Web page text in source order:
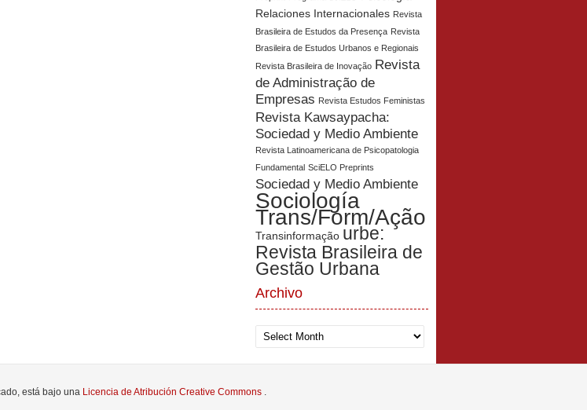
Relaciones Internacionales Revista
Brasileira de Estudos da Presença Revista
Brasileira de Estudos Urbanos e Regionais
Revista Brasileira de Inovação Revista
de Administração de
Empresas Revista Estudos Feministas
Revista Kawsaypacha:
Sociedad y Medio Ambiente
Revista Latinoamericana de Psicopatologia
Fundamental SciELO Preprints
Sociedad y Medio Ambiente
Sociología
Trans/Form/Ação
Transinformação urbe:
Revista Brasileira de
Gestão Urbana
Archivo
Archivo
está bajo una Licencia de Atribución Creative Commons .